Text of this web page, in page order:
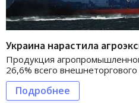
Украина нарастила
Продукция
26,6% всего
Подробнее